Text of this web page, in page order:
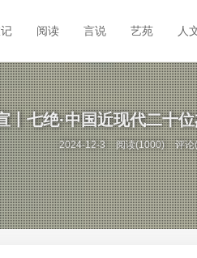
阅读 言说 艺苑 人
丨七绝·中国近现代二十
2024-12-3 阅读(1000) 评论